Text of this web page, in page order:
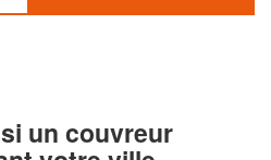
un couvreur